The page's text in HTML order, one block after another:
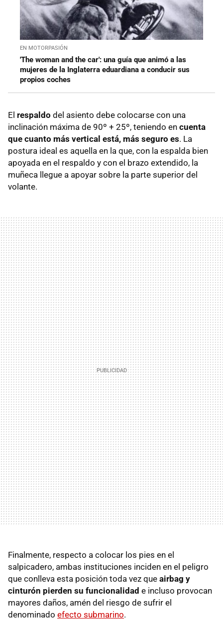
EN MOTORPASIÓN
'The woman and the car': una guía que animó a las
mujeres de la Inglaterra eduardiana a conducir sus
propios coches
El respaldo del asiento debe colocarse con una
inclinación máxima de 90º + 25º, teniendo en cuenta
que cuanto más vertical está, más seguro es. La
postura ideal es aquella en la que, con la espalda bien
apoyada en el respaldo y con el brazo extendido, la
muñeca llegue a apoyar sobre la parte superior del
volante.
Finalmente, respecto a colocar los pies en el
salpicadero, ambas instituciones inciden en el peligro
que conlleva esta posición toda vez que airbag y
cinturón pierden su funcionalidad e incluso provocan
mayores daños, amén del riesgo de sufrir el
denominado efecto submarino.